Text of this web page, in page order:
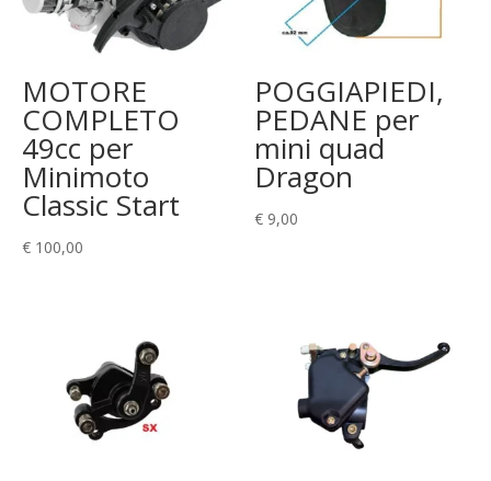
MOTORE
COMPLETO
49cc per
Minimoto
Classic Start
€ 100,00
POGGIAPIEDI,
PEDANE per
mini quad
Dragon
€ 9,00